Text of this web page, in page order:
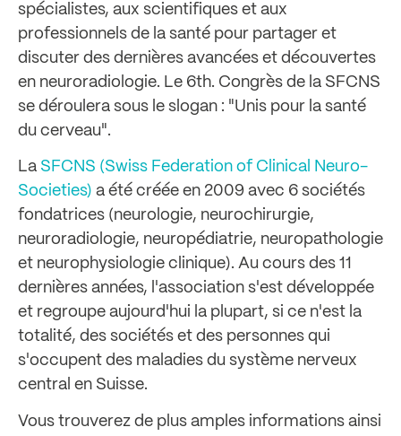
spécialistes, aux scientifiques et aux
professionnels de la santé pour partager et
discuter des dernières avancées et découvertes
en neuroradiologie. Le 6th. Congrès de la SFCNS
se déroulera sous le slogan : "Unis pour la santé
du cerveau".
La SFCNS (Swiss Federation of Clinical Neuro-
Societies) a été créée en 2009 avec 6 sociétés
fondatrices (neurologie, neurochirurgie,
neuroradiologie, neuropédiatrie, neuropathologie
et neurophysiologie clinique). Au cours des 11
dernières années, l'association s'est développée
et regroupe aujourd'hui la plupart, si ce n'est la
totalité, des sociétés et des personnes qui
s'occupent des maladies du système nerveux
central en Suisse.
Vous trouverez de plus amples informations ainsi